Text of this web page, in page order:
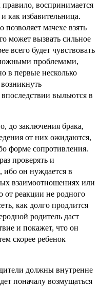
воспринимается
как избавительница.
позволяет мачехе взять
может вызвать сильное
всего будет чувствовать
проблемами,
в первые несколько
выльются в
до заключения брака,
от них ожидаются,
форме сопротивления.
проверять и
ибо он нуждается в
взаимоотношениях или
от реакции не родного
как долго продлится
родитель даст
и покажет, что он
скорее ребенок
должны внутренне
поначалу возмущаться